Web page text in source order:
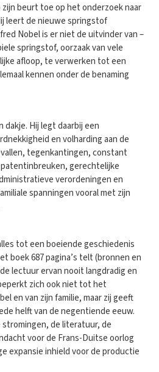
beurt toe op het onderzoek naar
leert de nieuwe springstof
Nobel is er niet de uitvinder van –
springstof, oorzaak van vele
afloop, te verwerken tot een
kennen onder de benaming
Hij legt daarbij een
en volharding aan de
tegenkantingen, constant
gerechtelijke
verordeningen en
spanningen vooral met zijn
tot een boeiende geschiedenis
boek 687 pagina’s telt (bronnen en
lectuur ervan nooit langdradig en
zich ook niet tot het
en van zijn familie, maar zij geeft
helft van de negentiende eeuw.
de literatuur, de
voor de Frans-Duitse oorlog
expansie inhield voor de productie